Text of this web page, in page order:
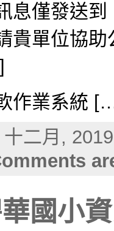
息僅發送
貴單位協
作業系統
十二月,
國小